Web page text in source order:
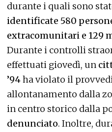
durante i quali sono
identificate 580
extracomunitari e 129
Durante i controlli
effettuati giovedì, un
’94ha violato il
allontanamento dalla
in centro storico dalla
denunciato. Inoltre,